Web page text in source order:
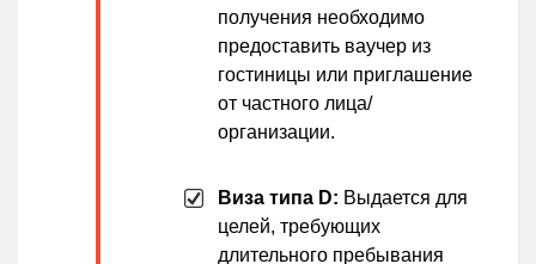
получения необходимо
предоставить ваучер из
гостиницы или приглашение
от частного лица/
организации.
Виза типа D: Выдается для
целей, требующих
длительного пребывания